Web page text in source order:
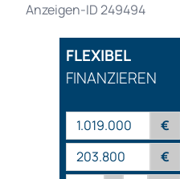
Anzeigen-ID 249494
FLEXIBEL
FINANZIEREN
€
€